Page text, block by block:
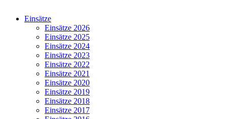
Einsätze
Einsätze 2026
Einsätze 2025
Einsätze 2024
Einsätze 2023
Einsätze 2022
Einsätze 2021
Einsätze 2020
Einsätze 2019
Einsätze 2018
Einsätze 2017